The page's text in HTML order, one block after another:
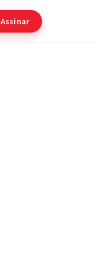
Assinar